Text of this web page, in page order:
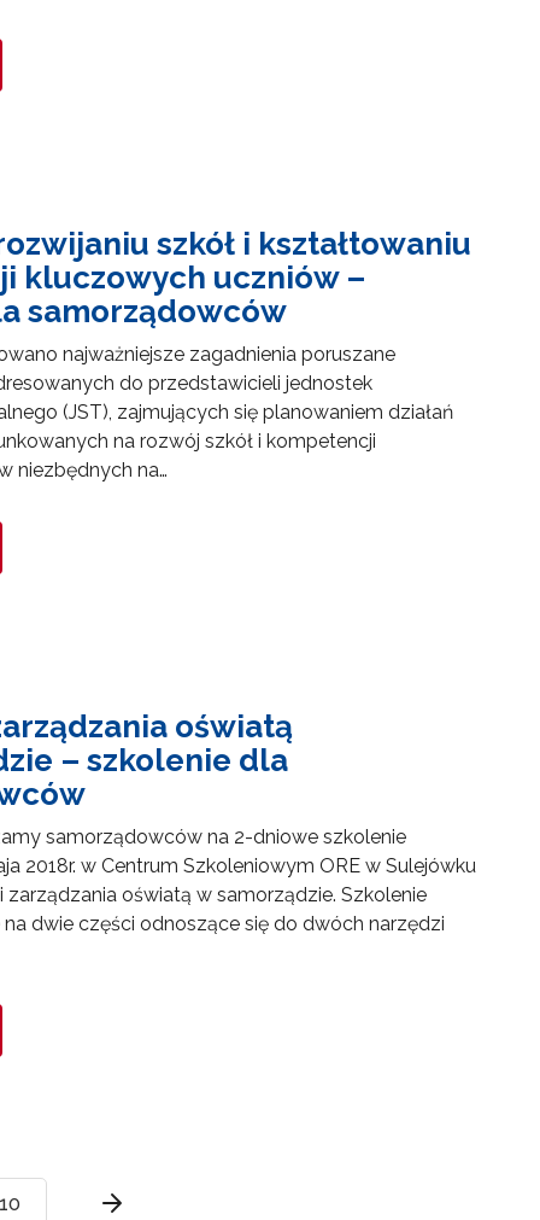
szkół i kształtowaniu
kluczowych uczniów –
samorządowców
najważniejsze zagadnienia poruszane
do przedstawicieli jednostek
(JST), zajmujących się planowaniem działań
na rozwój szkół i kompetencji
niezbędnych na…
oświatą
– szkolenie dla
samorządowców na 2-dniowe szkolenie
2018r. w Centrum Szkoleniowym ORE w Sulejówku
oświatą w samorządzie. Szkolenie
dwie części odnoszące się do dwóch narzędzi
10